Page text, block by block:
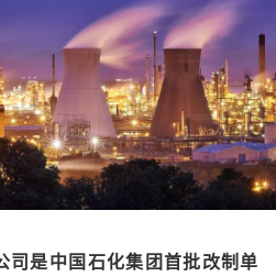
司是中国石化集团首批改制单